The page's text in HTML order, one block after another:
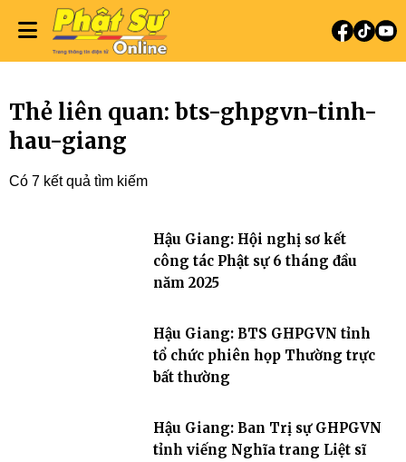
Thẻ liên quan: bts-ghpgvn-tinh-
hau-giang
Có 7 kết quả tìm kiếm
Hậu Giang: Hội nghị sơ kết
công tác Phật sự 6 tháng đầu
năm 2025
Hậu Giang: BTS GHPGVN tỉnh
tổ chức phiên họp Thường trực
bất thường
Hậu Giang: Ban Trị sự GHPGVN
tỉnh viếng Nghĩa trang Liệt sĩ